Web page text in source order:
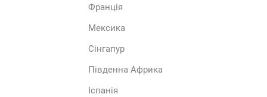
Франція
Мексика
Сінгапур
Південна Африка
Іспанія